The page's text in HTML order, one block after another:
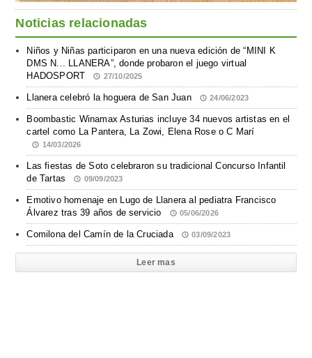
Noticias relacionadas
Niños y Niñas participaron en una nueva edición de “MINI K
DMS N... LLANERA”, donde probaron el juego virtual
HADOSPORT
27/10/2025
Llanera celebró la hoguera de San Juan 24/06/2023
Boombastic Winamax Asturias incluye 34 nuevos artistas en el
cartel como La Pantera, La Zowi, Elena Rose o C Marí
14/03/2026
Las fiestas de Soto celebraron su tradicional Concurso Infantil
de Tartas
09/09/2023
Emotivo homenaje en Lugo de Llanera al pediatra Francisco
Álvarez tras 39 años de servicio
05/06/2026
Comilona del Camín de la Cruciada 03/09/2023
Leer mas